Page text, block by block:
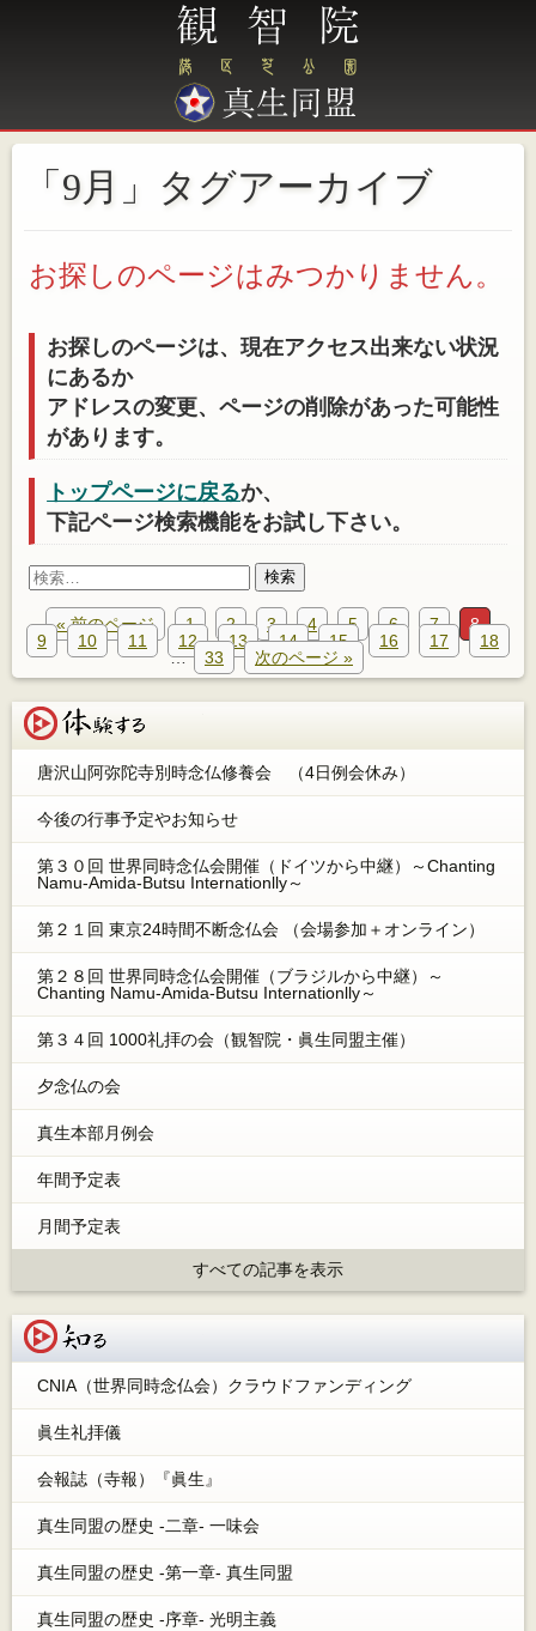
「9月」タグアーカイブ
お探しのページはみつかりません。
お探しのページは、現在アクセス出来ない状況
にあるか
アドレスの変更、ページの削除があった可能性
があります。
トップページに戻るか、
下記ページ検索機能をお試し下さい。
検
« 前のページ
1 2 3 4 5 6 7
8
9
10 11 12 13 14 15 16 17
18
…
33 次のページ »
唐沢山阿弥陀寺別時念仏修養会 （4日例会休み）
今後の行事予定やお知らせ
第３０回 世界同時念仏会開催（ドイツから中継）～Chanting
Namu-Amida-Butsu Internationlly～
第２１回 東京24時間不断念仏会 （会場参加＋オンライン）
第２８回 世界同時念仏会開催（ブラジルから中継）～
Chanting Namu-Amida-Butsu Internationlly～
第３４回 1000礼拝の会（観智院・眞生同盟主催）
夕念仏の会
真生本部月例会
年間予定表
月間予定表
すべての記事を表示
CNIA（世界同時念仏会）クラウドファンディング
眞生礼拝儀
会報誌（寺報）『眞生』
真生同盟の歴史 -二章- 一味会
真生同盟の歴史 -第一章- 真生同盟
真生同盟の歴史 -序章- 光明主義